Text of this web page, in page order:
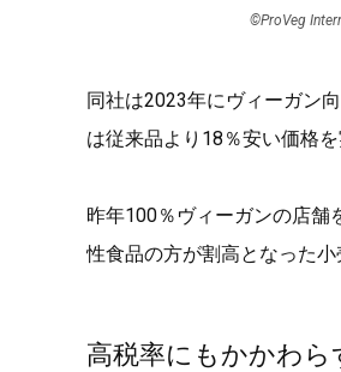
©ProVeg
同社は2023年にヴィーガン
は従来品より18％安い価格を
昨年100％ヴィーガンの店舗
性食品の方が割高となった
高税率にもかかわら